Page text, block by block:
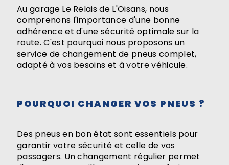
Au garage Le Relais de L'Oisans, nous
comprenons l'importance d'une bonne
adhérence et d'une sécurité optimale sur la
route. C'est pourquoi nous proposons un
service de changement de pneus complet,
adapté à vos besoins et à votre véhicule.
POURQUOI CHANGER VOS PNEUS ?
Des pneus en bon état sont essentiels pour
garantir votre sécurité et celle de vos
passagers. Un changement régulier permet